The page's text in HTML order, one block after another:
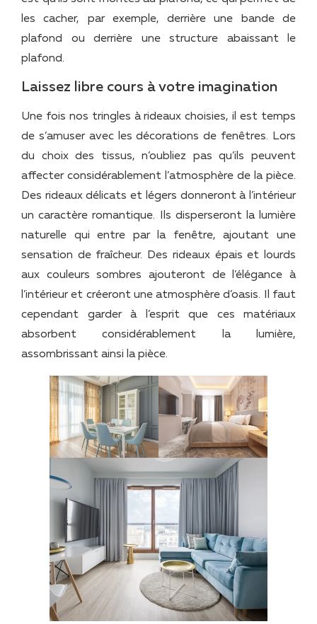
les cacher, par exemple, derrière une bande de
plafond ou derrière une structure abaissant le
plafond.
Laissez libre cours à votre imagination
Une fois nos tringles à rideaux choisies, il est temps
de s’amuser avec les décorations de fenêtres. Lors
du choix des tissus, n’oubliez pas qu’ils peuvent
affecter considérablement l’atmosphère de la pièce.
Des rideaux délicats et légers donneront à l’intérieur
un caractère romantique. Ils disperseront la lumière
naturelle qui entre par la fenêtre, ajoutant une
sensation de fraîcheur. Des rideaux épais et lourds
aux couleurs sombres ajouteront de l’élégance à
l’intérieur et créeront une atmosphère d’oasis. Il faut
cependant garder à l’esprit que ces matériaux
absorbent considérablement la lumière,
assombrissant ainsi la pièce.